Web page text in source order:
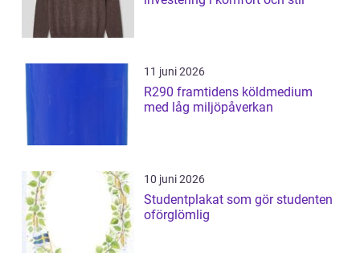
11 juni 2026
R290 framtidens köldmedium
med låg miljöpåverkan
10 juni 2026
Studentplakat som gör studenten
oförglömlig